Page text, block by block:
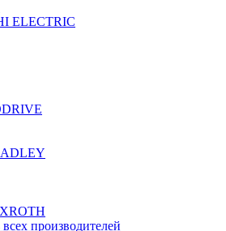
ELECTRIC
производителей